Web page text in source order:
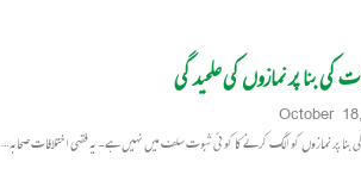
کی بنا پر نمازوں کی علحیدگی
October
بنا پر نمازوں کو الگ کرنے کا کوئی ثبوت سلف میں نہیں ہے۔ یہ فقہی اختلافات صحابہ…